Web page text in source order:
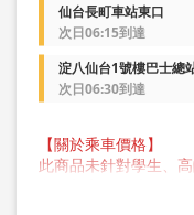
仙台長町車站東口
次日06:15到達
淀八仙台1號樓巴士總
次日06:30到達
【關於乘車價格】
此商品未針對學生、
所有顧客預約時均請